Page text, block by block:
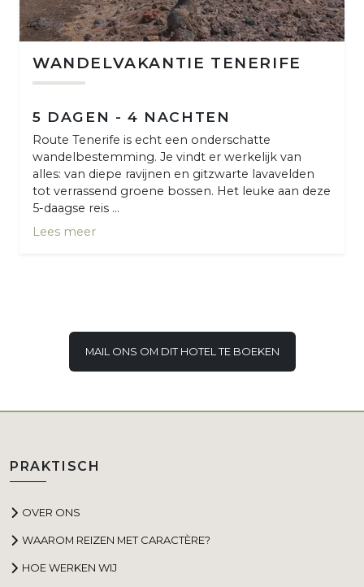
WANDELVAKANTIE TENERIFE
5 DAGEN - 4 NACHTEN
Route Tenerife is echt een onderschatte
wandelbestemming. Je vindt er werkelijk van
alles: van diepe ravijnen en gitzwarte lavavelden
tot verrassend groene bossen. Het leuke aan deze
5-daagse reis ...
Lees meer
MAIL ONS OM DIT HOTEL TE BOEKEN
PRAKTISCH
OVER ONS
WAAROM REIZEN MET CARACTÈRE?
HOE WERKEN WIJ